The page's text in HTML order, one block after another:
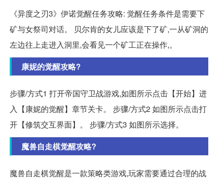
《异度之刃3》伊诺觉醒任务攻略: 觉醒任务条件是需要下
矿与女祭司对话。 贝尔肯的女儿应该是下了矿,一从矿洞的
左边往上走进入洞里,会看见一个矿工正在操作,。
康妮的觉醒攻略?
步骤/方式1 打开帝国守卫战游戏,如图所示点击【开始】进
入【康妮的觉醒】章节关卡。 步骤/方式2 如图所示点击打
开【修筑交互界面】。 步骤/方式3 如图所示选择。
魔兽自走棋觉醒攻略?
魔兽自走棋觉醒是一款策略类游戏,玩家需要通过合理的战